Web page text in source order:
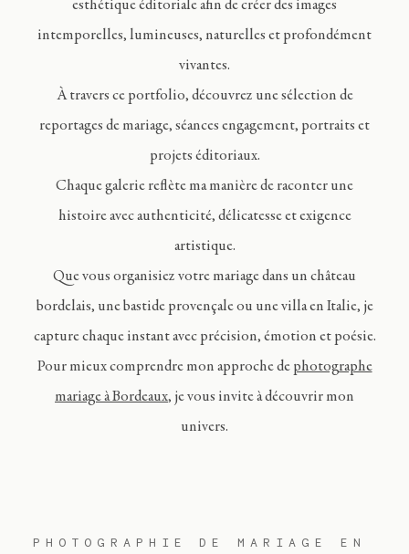
esthétique éditoriale afin de créer des images
intemporelles, lumineuses, naturelles et profondément
vivantes.
À travers ce portfolio, découvrez une sélection de
reportages de mariage, séances engagement, portraits et
projets éditoriaux.
Chaque galerie reflète ma manière de raconter une
histoire avec authenticité, délicatesse et exigence
artistique.
Que vous organisiez votre mariage dans un château
bordelais, une bastide provençale ou une villa en Italie, je
capture chaque instant avec précision, émotion et poésie.
Pour mieux comprendre mon approche de photographe
mariage à Bordeaux, je vous invite à découvrir mon
univers.
PHOTOGRAPHIE DE MARIAGE EN